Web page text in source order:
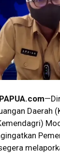
Daerah